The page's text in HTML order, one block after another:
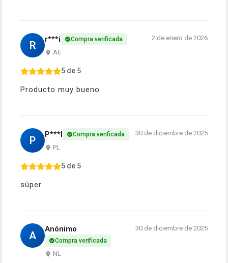
R r***i Compra verificada
AE
2 de enero de 2026
5 de 5
Producto muy bueno
P P***l Compra verificada
PL
30 de diciembre de 2025
5 de 5
súper
A
Anónimo
Compra verificada
NL
30 de diciembre de 2025